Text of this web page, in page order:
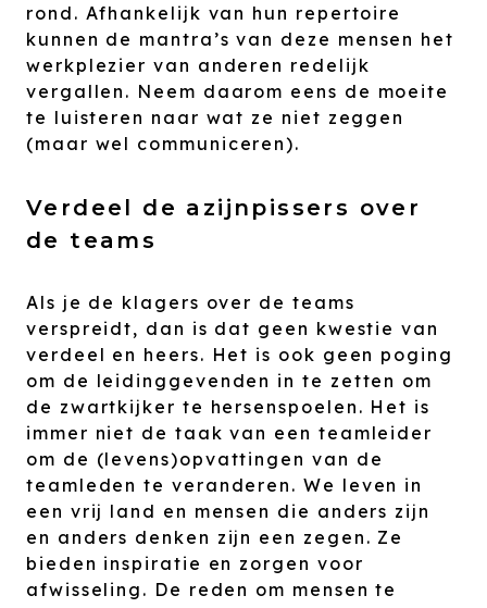
rond. Afhankelijk van hun repertoire
kunnen de mantra’s van deze mensen het
werkplezier van anderen redelijk
vergallen. Neem daarom eens de moeite
te luisteren naar wat ze niet zeggen
(maar wel communiceren).
Verdeel de azijnpissers over
de teams
Als je de klagers over de teams
verspreidt, dan is dat geen kwestie van
verdeel en heers. Het is ook geen poging
om de leidinggevenden in te zetten om
de zwartkijker te hersenspoelen. Het is
immer niet de taak van een teamleider
om de (levens)opvattingen van de
teamleden te veranderen. We leven in
een vrij land en mensen die anders zijn
en anders denken zijn een zegen. Ze
bieden inspiratie en zorgen voor
afwisseling. De reden om mensen te